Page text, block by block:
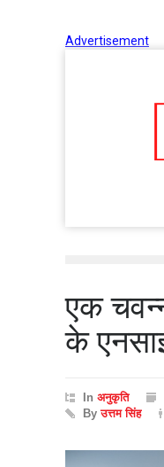
Advertisement
एक
के
In अनुकृति
Byउत्तम सिंह